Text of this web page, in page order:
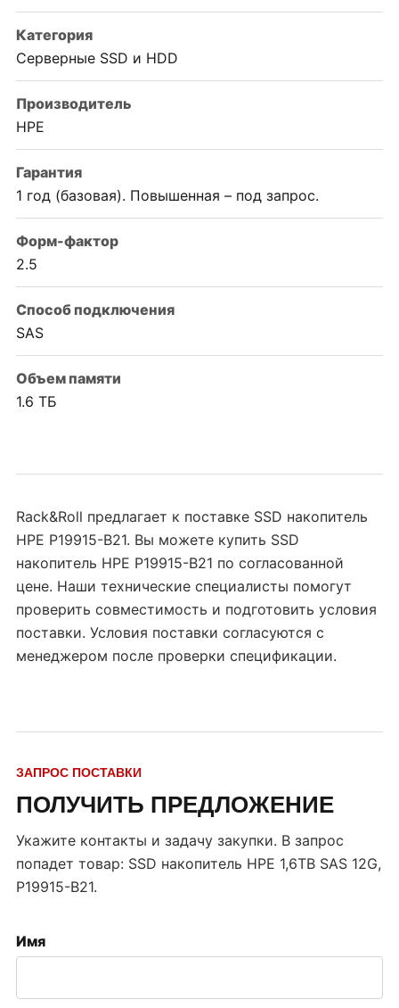
Категория
Серверные SSD и HDD
Производитель
HPE
Гарантия
1 год (базовая). Повышенная – под запрос.
Форм-фактор
2.5
Способ подключения
SAS
Объем памяти
1.6 ТБ
Rack&Roll предлагает к поставке SSD накопитель
HPE P19915-B21. Вы можете купить SSD
накопитель HPE P19915-B21 по согласованной
цене. Наши технические специалисты помогут
проверить совместимость и подготовить условия
поставки. Условия поставки согласуются с
менеджером после проверки спецификации.
ЗАПРОС ПОСТАВКИ
ПОЛУЧИТЬ ПРЕДЛОЖЕНИЕ
Укажите контакты и задачу закупки. В запрос
попадет товар: SSD накопитель HPE 1,6TB SAS 12G,
P19915-B21.
Имя